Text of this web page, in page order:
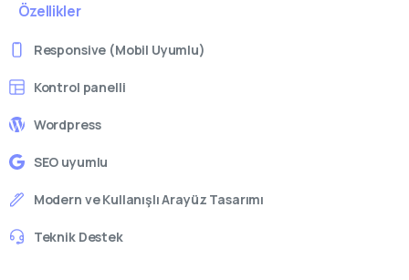
Özellikler
Responsive (Mobil Uyumlu)
Kontrol panelli
Wordpress
SEO uyumlu
Modern ve Kullanışlı Arayüz Tasarımı
Teknik Destek